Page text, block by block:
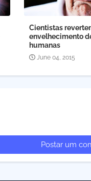
Cientistas
envelhecimento
humanas
June 04, 2015
Postar um